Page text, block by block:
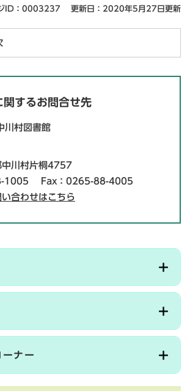
ID：0003237 更新日：2020年5月27日更新
関するお問合せ先
川村図書館
中川村片桐4757
1005
Fax：0265-88-4005
合わせはこちら
ーナー